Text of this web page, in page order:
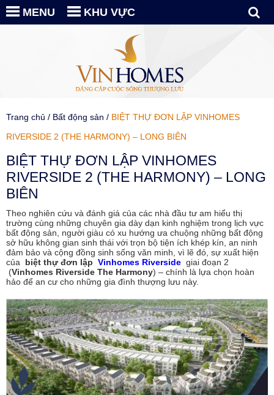
MENU KHU VỰC
Trang chủ / Bất động sản / BIỆT THỰ ĐƠN LẬP VINHOMES
RIVERSIDE 2 (THE HARMONY) – LONG BIÊN
BIỆT THỰ ĐƠN LẬP VINHOMES
RIVERSIDE 2 (THE HARMONY) – LONG
BIÊN
Theo nghiên cứu và đánh giá của các nhà đầu tư am hiểu thị
trường cùng những chuyên gia dày dạn kinh nghiệm trong lịch vực
bất động sản, người giàu có xu hướng ưa chuộng những bất động
sở hữu không gian sinh thái với trọn bộ tiện ích khép kín, an ninh
đảm bảo và cộng đồng sinh sống văn minh, vì lẽ đó, sự xuất hiện
của biệt thự đơn lập Vinhomes Riverside giai đoạn 2
(Vinhomes Riverside The Harmony) – chính là lựa chọn hoàn
hảo để an cư cho những gia đình thượng lưu này.